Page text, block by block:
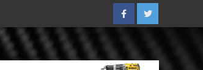
FacebookTwitter